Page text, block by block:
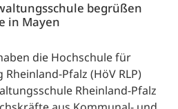
begrüßen
in Mayen
die Hochschule für
Pfalz (HöV RLP)
Rheinland-Pfalz